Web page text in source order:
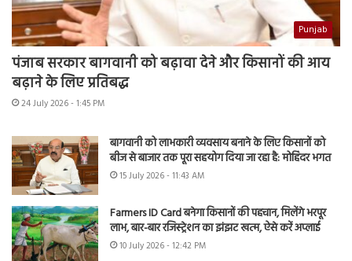
Punjab
पंजाब सरकार बागवानी को बढ़ावा देने और किसानों की आय
बढ़ाने के लिए प्रतिबद्ध
24 July 2026 - 1:45 PM
बागवानी को लाभकारी व्यवसाय बनाने के लिए किसानों को
बीज से बाजार तक पूरा सहयोग दिया जा रहा है: मोहिंदर भगत
15 July 2026 - 11:43 AM
Farmers ID Card बनेगा किसानों की पहचान, मिलेंगे भरपूर
लाभ, बार-बार रजिस्ट्रेशन का झंझट खत्म, ऐसे करें अप्लाई
10 July 2026 - 12:42 PM